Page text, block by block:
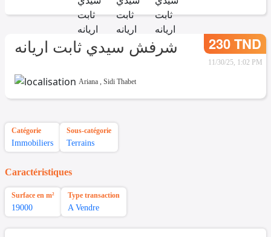
شرفش سيدي ثابت اريانه 230 TND
11/30/25, 1:02 PM
Ariana , Sidi Thabet
Catégorie
Immobiliers
Sous-catégorie
Terrains
Caractéristiques
Surface en m²
19000
Type transaction
A Vendre